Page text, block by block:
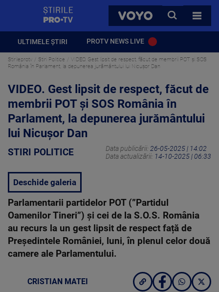
VOYO
CAUTA
TOATE
ULTIMELE ȘTIRI PROTV NEWS LIVE
Stirileprotv Stiri Politice
VIDEO. Gest lipsit de respect, făcut de membrii POT și SOS
România în Parlament, la depunerea jurământului lui Nicușor Dan
VIDEO. Gest lipsit de respect, făcut de
membrii POT și SOS România în
Parlament, la depunerea jurământului
lui Nicușor Dan
STIRI POLITICE Data publicării: 26-05-2025 | 14:02
Data actualizării: 14-10-2025 | 06:33
Deschide galeria
Parlamentarii partidelor POT (”Partidul
Oamenilor Tineri”) și cei de la S.O.S. România
au recurs la un gest lipsit de respect față de
Președintele României, luni, în plenul celor două
camere ale Parlamentului.
CRISTIAN MATEI